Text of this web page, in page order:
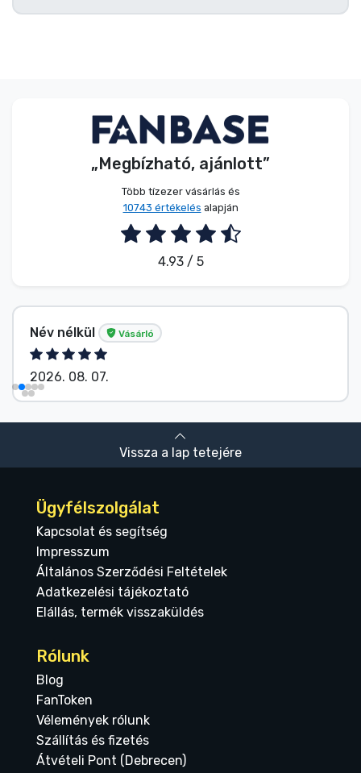
„Megbízható, ajánlott”
Több tízezer vásárlás és
10743 értékelés alapján
4.93 / 5
Név nélkül Vásárló
2026. 08. 07.
Vissza a lap tetejére
Ügyfélszolgálat
Kapcsolat és segítség
Impresszum
Általános Szerződési Feltételek
Adatkezelési tájékoztató
Elállás, termék visszaküldés
Rólunk
Blog
FanToken
Vélemények rólunk
Szállítás és fizetés
Átvételi Pont (Debrecen)